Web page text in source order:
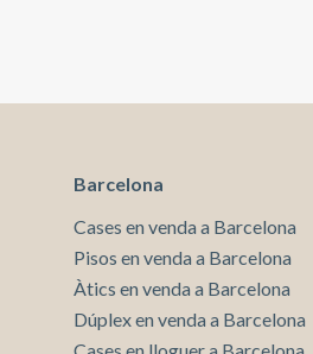
Barcelona
Cases en venda a Barcelona
Pisos en venda a Barcelona
Àtics en venda a Barcelona
Dúplex en venda a Barcelona